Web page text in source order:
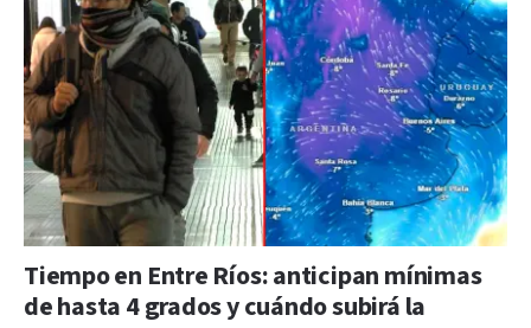
Tiempo en Entre Ríos: anticipan mínimas
de hasta 4 grados y cuándo subirá la